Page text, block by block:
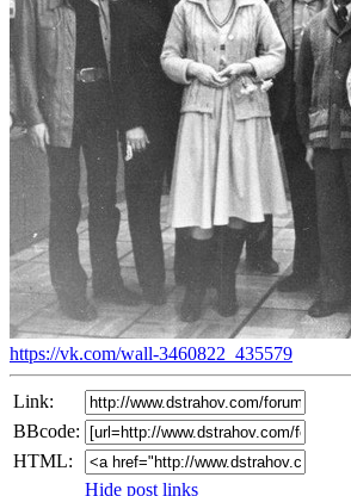
https://vk.com/wall-3460822_435579
Link:
BBcode:
HTML:
Hide post links